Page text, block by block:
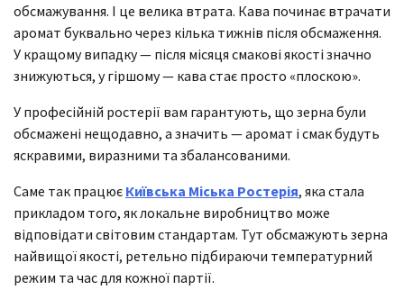
обсмажування. І це велика втрата. Кава починає втрачати
аромат буквально через кілька тижнів після обсмаження.
У кращому випадку — після місяця смакові якості значно
знижуються, у гіршому — кава стає просто «плоскою».
У професійній ростерії вам гарантують, що зерна були
обсмажені нещодавно, а значить — аромат і смак будуть
яскравими, виразними та збалансованими.
Саме так працює Київська Міська Ростерія, яка стала
прикладом того, як локальне виробництво може
відповідати світовим стандартам. Тут обсмажують зерна
найвищої якості, ретельно підбираючи температурний
режим та час для кожної партії.